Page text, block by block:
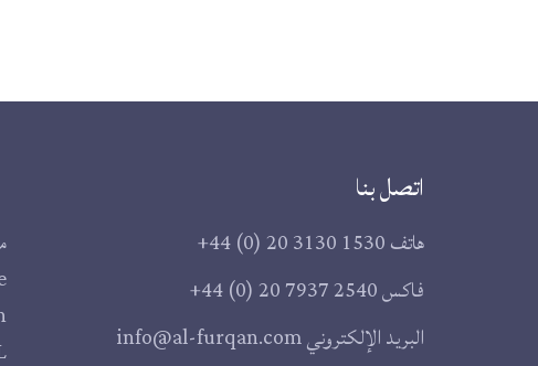
اتصل بنا
هاتف+44 (0) 20 3130 1530
فاكس+44 (0) 20 7937 2540
البريد الإلكترونيinfo@al-furqan.com